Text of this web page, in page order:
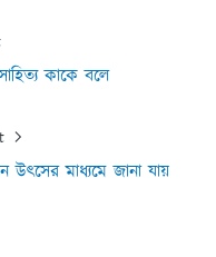
কাকে বলে
উৎসের মাধ্যমে জানা যায়